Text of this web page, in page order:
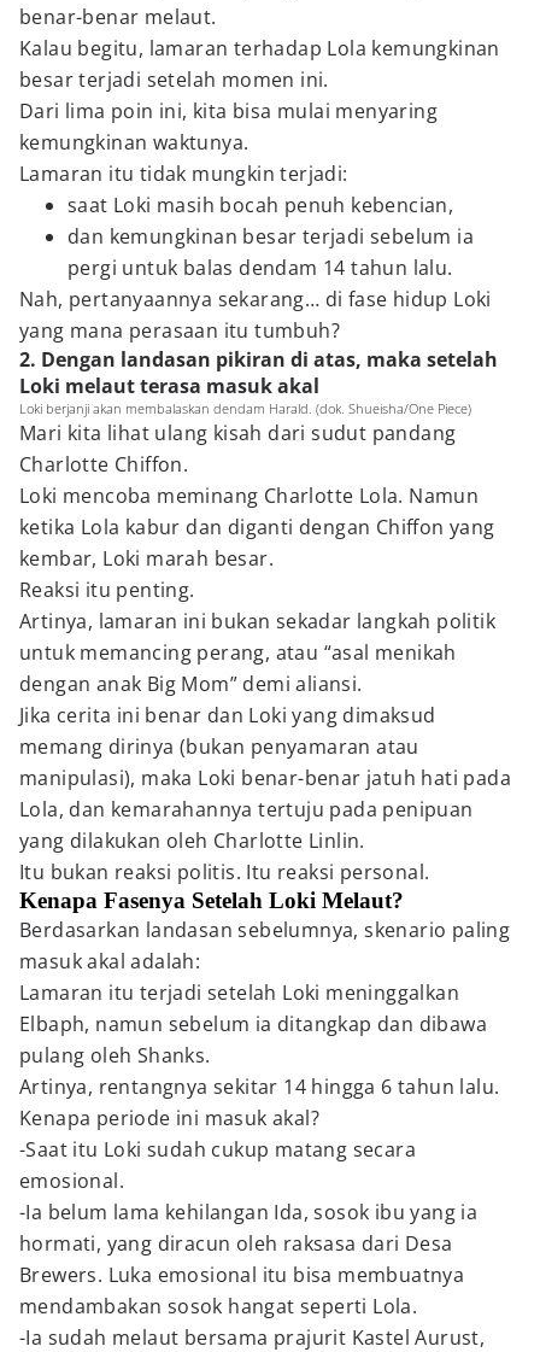
benar-benar melaut.
Kalau begitu, lamaran terhadap Lola kemungkinan
besar terjadi setelah momen ini.
Dari lima poin ini, kita bisa mulai menyaring
kemungkinan waktunya.
Lamaran itu tidak mungkin terjadi:
saat Loki masih bocah penuh kebencian,
dan kemungkinan besar terjadi sebelum ia
pergi untuk balas dendam 14 tahun lalu.
Nah, pertanyaannya sekarang… di fase hidup Loki
yang mana perasaan itu tumbuh?
2. Dengan landasan pikiran di atas, maka setelah
Loki melaut terasa masuk akal
Loki berjanji akan membalaskan dendam Harald. (dok. Shueisha/One Piece)
Mari kita lihat ulang kisah dari sudut pandang
Charlotte Chiffon.
Loki mencoba meminang Charlotte Lola. Namun
ketika Lola kabur dan diganti dengan Chiffon yang
kembar, Loki marah besar.
Reaksi itu penting.
Artinya, lamaran ini bukan sekadar langkah politik
untuk memancing perang, atau “asal menikah
dengan anak Big Mom” demi aliansi.
Jika cerita ini benar dan Loki yang dimaksud
memang dirinya (bukan penyamaran atau
manipulasi), maka Loki benar-benar jatuh hati pada
Lola, dan kemarahannya tertuju pada penipuan
yang dilakukan oleh Charlotte Linlin.
Itu bukan reaksi politis. Itu reaksi personal.
Kenapa Fasenya Setelah Loki Melaut?
Berdasarkan landasan sebelumnya, skenario paling
masuk akal adalah:
Lamaran itu terjadi setelah Loki meninggalkan
Elbaph, namun sebelum ia ditangkap dan dibawa
pulang oleh Shanks.
Artinya, rentangnya sekitar 14 hingga 6 tahun lalu.
Kenapa periode ini masuk akal?
-Saat itu Loki sudah cukup matang secara
emosional.
-Ia belum lama kehilangan Ida, sosok ibu yang ia
hormati, yang diracun oleh raksasa dari Desa
Brewers. Luka emosional itu bisa membuatnya
mendambakan sosok hangat seperti Lola.
-Ia sudah melaut bersama prajurit Kastel Aurust,